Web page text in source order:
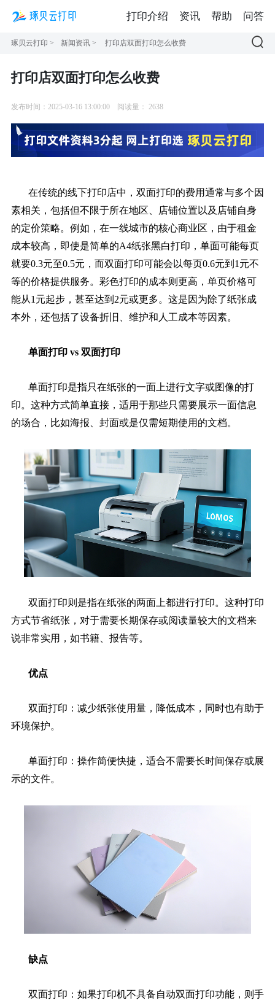
琢贝云打印 > 新闻资讯 > 打印店双面打印怎么收费
打印店双面打印怎么收费
发布时间：2025-03-16 13:00:00 阅读量： 2638
在传统的线下打印店中，双面打印的费用通常与多个因
素相关，包括但不限于所在地区、店铺位置以及店铺自身
的定价策略。例如，在一线城市的核心商业区，由于租金
成本较高，即使是简单的A4纸张黑白打印，单面可能每页
就要0.3元至0.5元，而双面打印可能会以每页0.6元到1元不
等的价格提供服务。彩色打印的成本则更高，单页价格可
能从1元起步，甚至达到2元或更多。这是因为除了纸张成
本外，还包括了设备折旧、维护和人工成本等因素。
单面打印 vs 双面打印
单面打印是指只在纸张的一面上进行文字或图像的打
印。这种方式简单直接，适用于那些只需要展示一面信息
的场合，比如海报、封面或是仅需短期使用的文档。
双面打印则是指在纸张的两面上都进行打印。这种打印
方式节省纸张，对于需要长期保存或阅读量较大的文档来
说非常实用，如书籍、报告等。
优点
双面打印：减少纸张使用量，降低成本，同时也有助于
环境保护。
单面打印：操作简便快捷，适合不需要长时间保存或展
示的文件。
缺点
双面打印：如果打印机不具备自动双面打印功能，则手
打印介绍 资讯 帮助 问答